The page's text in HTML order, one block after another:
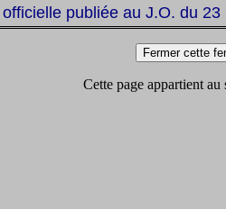
publiée au J.O. du 23
Cette page appartient au